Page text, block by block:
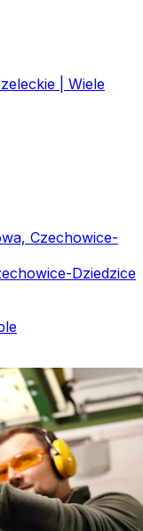
| Wiele
Czechowice-
Dziedzice